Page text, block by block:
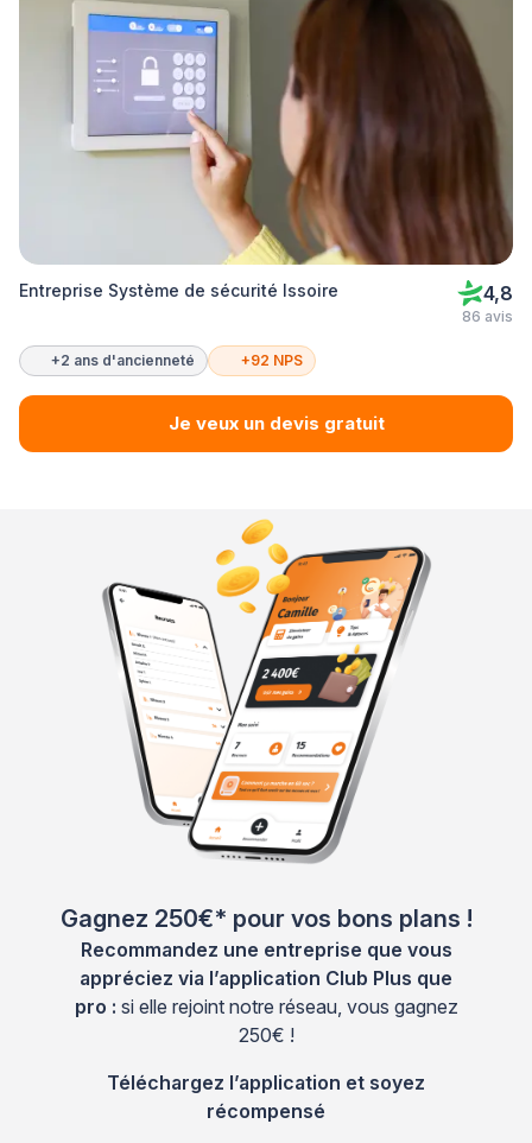
Entreprise Système de sécurité Issoire 4,8
86 avis
+2 ans d'ancienneté +92 NPS
Je veux un devis gratuit
Gagnez 250€* pour vos bons plans !
Recommandez une entreprise que vous
appréciez via l’application Club Plus que
pro : si elle rejoint notre réseau, vous gagnez
250€ !
Téléchargez l’application et soyez
récompensé